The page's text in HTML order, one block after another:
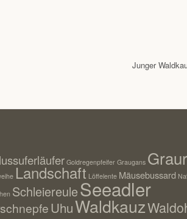
Junger
Goldregenpfeifer Graugans
Landschaft Löffelente Mäusebussard
SchleiereuleSeeadler
UhuWaldkauz